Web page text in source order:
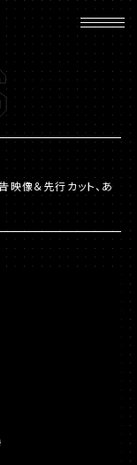
映像＆先行カット、あ